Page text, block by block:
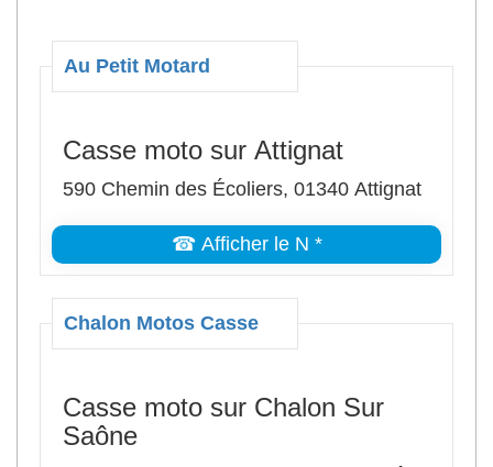
Au Petit Motard
Casse moto sur Attignat
590 Chemin des Écoliers, 01340 Attignat
☎ Afficher le N *
Chalon Motos Casse
Casse moto sur Chalon Sur
Saône